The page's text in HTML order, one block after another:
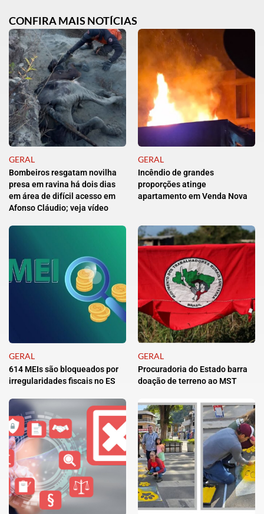
CONFIRA MAIS NOTÍCIAS
GERAL
Bombeiros resgatam novilha
presa em ravina há dois dias
em área de difícil acesso em
Afonso Cláudio; veja vídeo
GERAL
Incêndio de grandes
proporções atinge
apartamento em Venda Nova
GERAL
614 MEIs são bloqueados por
irregularidades fiscais no ES
GERAL
Procuradoria do Estado barra
doação de terreno ao MST